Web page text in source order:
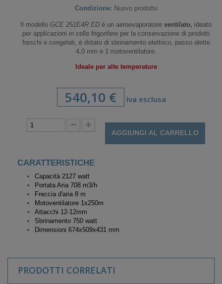
Condizione: Nuovo prodotto
Il modello GCE 251E4R ED è un aeroevaporatore ventilato, ideato
per applicazioni in celle frigorifere per la conservazione di prodotti
freschi e congelati, è dotato di sbrinamento elettrico, passo alette
4,0 mm e 1 motoventilatore.
Ideale per alte temperature
540,10 € Iva esclusa
AGGIUNGI AL CARRELLO
CARATTERISTICHE
Capacità 2127 watt
Portata Aria 708 m3/h
Freccia d'aria 8 m
Motoventilatore 1x250m
Attacchi 12-12mm
Sbrinamento 750 watt
Dimensioni 674x509x431 mm
PRODOTTI CORRELATI